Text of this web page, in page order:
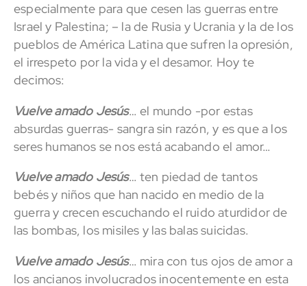
especialmente para que cesen las guerras entre
Israel y Palestina; – la de Rusia y Ucrania y la de los
pueblos de América Latina que sufren la opresión,
el irrespeto por la vida y el desamor. Hoy te
decimos:
Vuelve amado Jesús… el mundo -por estas
absurdas guerras- sangra sin razón, y es que a los
seres humanos se nos está acabando el amor…
Vuelve amado Jesús… ten piedad de tantos
bebés y niños que han nacido en medio de la
guerra y crecen escuchando el ruido aturdidor de
las bombas, los misiles y las balas suicidas.
Vuelve amado Jesús… mira con tus ojos de amor a
los ancianos involucrados inocentemente en esta